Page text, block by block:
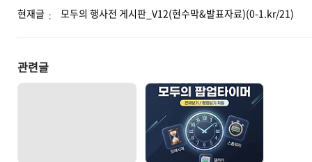
현재글 모두의 행사전 게시판_V12(현수막&발표자료)(0-1.kr/21)
관련글